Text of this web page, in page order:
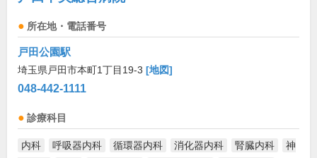
所在地・電話番号
戸田公園駅
埼玉県戸田市本町1丁目19-3 [地図]
048-442-1111
診療科目
内科 呼吸器内科 循環器内科 消化器内科 腎臓内科
神